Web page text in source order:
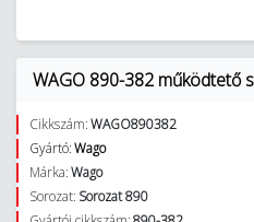
WAGO 890-382 működtető
Cikkszám:WAGO890382
Gyártó:Wago
Márka:Wago
Sorozat: Sorozat 890